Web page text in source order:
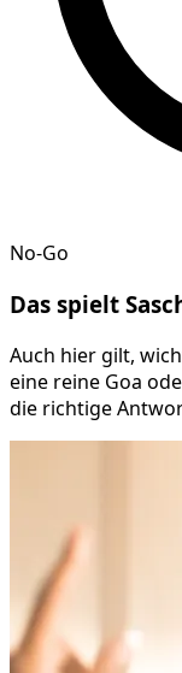
No-Go
Das spielt
Auch hier gilt,
eine reine Goa
die richtige